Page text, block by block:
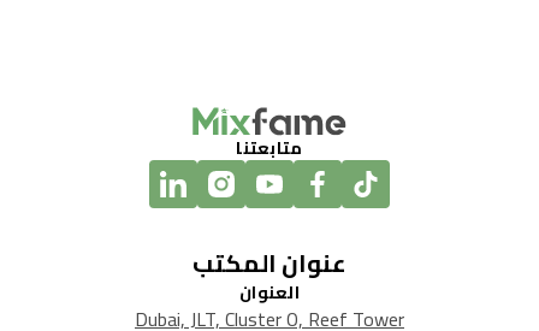
متابعتنا
عنوان المكتب
العنوان
Dubai, JLT, Cluster O, Reef Tower